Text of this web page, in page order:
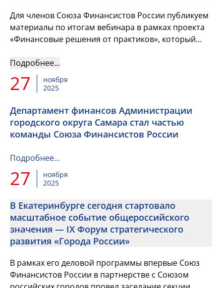
Для членов Союза Финансистов России публикуем
материалы по итогам вебинара в рамках проекта
«Финансовые решения от практиков», который
Подробнее…
27
ноября
2025
Департамент финансов Администрации
городского округа Самара стал частью
команды Союза Финансистов России
Подробнее…
27
ноября
2025
В Екатеринбурге сегодня стартовало
масштабное событие общероссийского
значения — IX Форум стратегического
развития «Города России»
В рамках его деловой программы впервые Союз
Финансистов России в партнерстве с Союзом